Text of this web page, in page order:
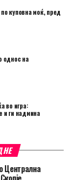
куповна моќ, пред
однос на
во игра:
и ги надмина
Централна